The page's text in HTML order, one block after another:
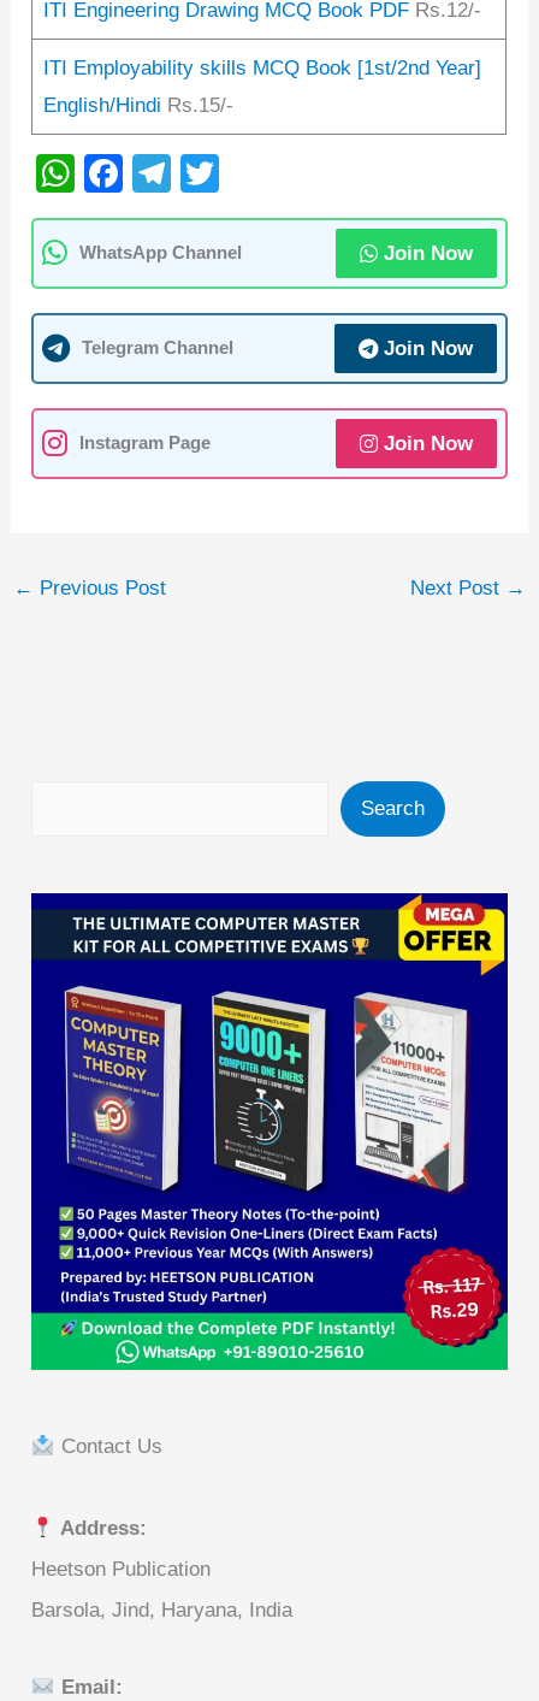
ITI Engineering Drawing MCQ Book PDFRs.12/-
ITI Employability skills MCQ Book [1st/2nd Year]
English/Hindi Rs.15/-
W
h
at
s
A
p
p
F
a
c
e
b
o
o
k
T
el
e
gr
a
m
wi
tt
er
WhatsApp Channel Join Now
Telegram Channel Join Now
Instagram Page Join Now
← Previous Post Next Post →
Search
Contact Us
Address:
Heetson Publication
Barsola, Jind, Haryana, India
Email: